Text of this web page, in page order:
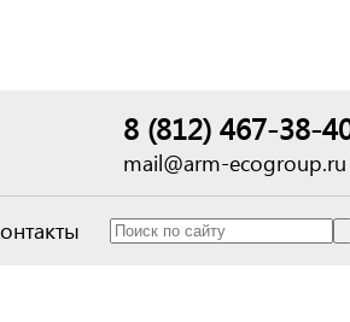
8 (812) 467-38-
mail@arm-ecogroup.ru